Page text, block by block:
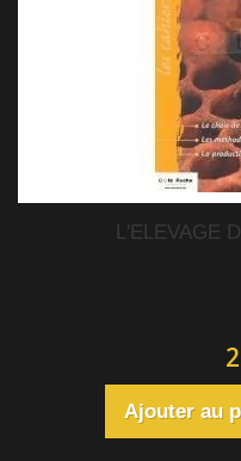
L'ELEVAGE
Ajouter au